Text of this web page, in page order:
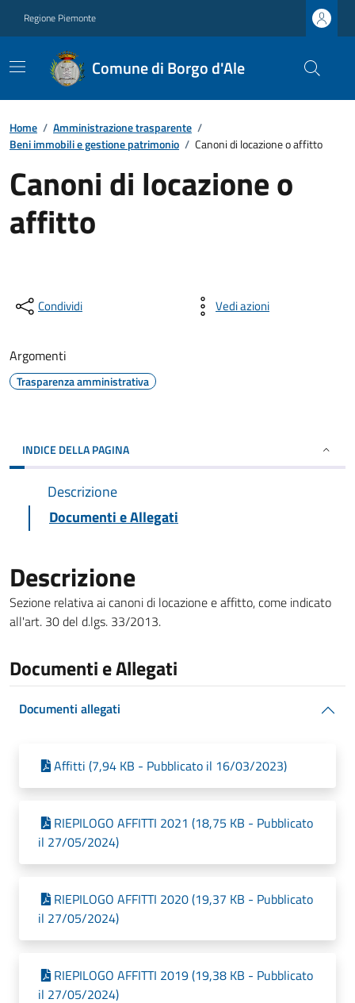
Regione Piemonte
Comune di Borgo d'Ale
Home / Amministrazione trasparente /
Beni immobili e gestione patrimonio / Canoni di locazione o affitto
Canoni di locazione o
affitto
Condividi Vedi azioni
Argomenti
Trasparenza amministrativa
INDICE DELLA PAGINA
Descrizione
Documenti e Allegati
Descrizione
Sezione relativa ai canoni di locazione e affitto, come indicato
all'art. 30 del d.lgs. 33/2013.
Documenti e Allegati
Documenti allegati
Affitti (7,94 KB - Pubblicato il 16/03/2023)
RIEPILOGO AFFITTI 2021 (18,75 KB - Pubblicato
il 27/05/2024)
RIEPILOGO AFFITTI 2020 (19,37 KB - Pubblicato
il 27/05/2024)
RIEPILOGO AFFITTI 2019 (19,38 KB - Pubblicato
il 27/05/2024)